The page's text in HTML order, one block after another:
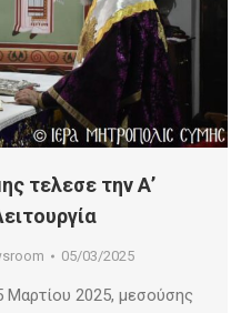
τελεσε την Α’
05/03/2025
Μαρτίου 2025, μεσούσης